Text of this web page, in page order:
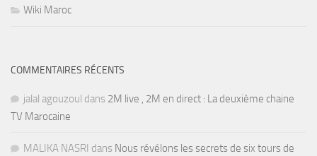
Wiki Maroc
COMMENTAIRES RÉCENTS
jalal agouzoul dans 2M live , 2M en direct : La deuxième chaine
TV Marocaine
MALIKA NASRI dans Nous révélons les secrets de six tours de